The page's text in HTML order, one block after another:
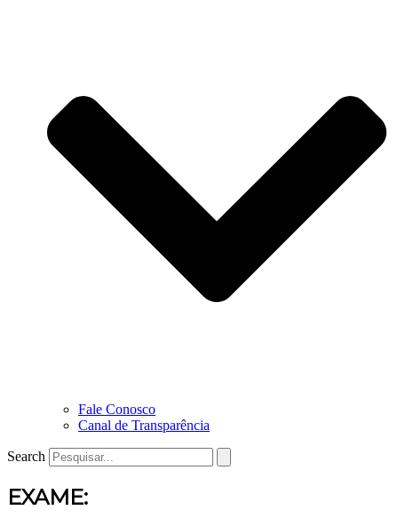
Fale Conosco
Canal de Transparência
Search
EXAME: